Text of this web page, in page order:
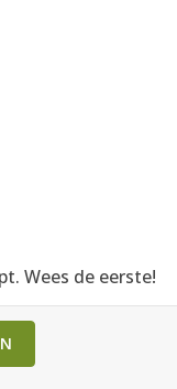
Wees de eerste!